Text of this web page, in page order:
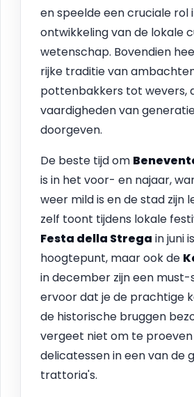
en speelde een cruciale rol
ontwikkeling van de lokale
wetenschap. Bovendien
rijke traditie van
pottenbakkers tot wevers,
vaardigheden van
doorgeven.
De beste tijd om
is in het voor- en najaar,
weer mild is en de stad zijn
zelf toont tijdens lokale
Festa della Strega in juni
hoogtepunt, maar ook de
in december zijn een must-
ervoor dat je de prachtige
de historische bruggen
vergeet niet om te
delicatessen in een van de
trattoria's.